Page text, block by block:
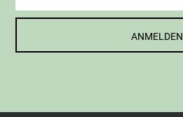
ANMELDEN